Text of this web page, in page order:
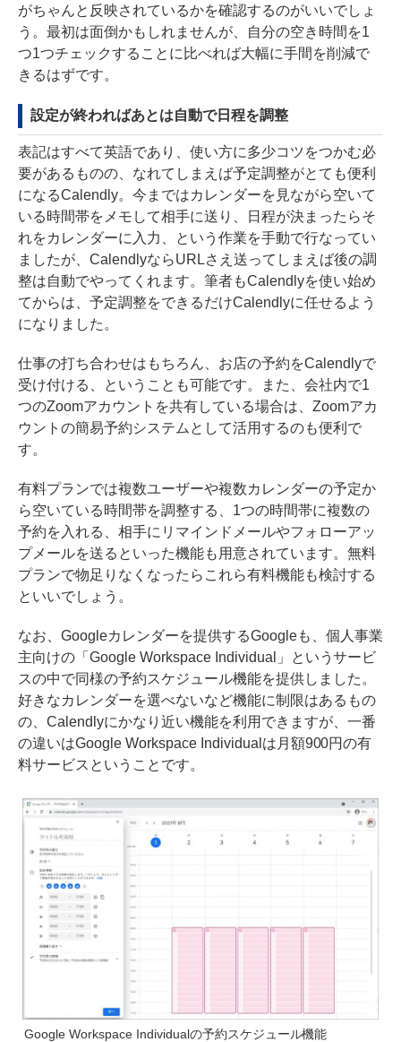
がちゃんと反映されているかを確認するのがいいでしょ
う。最初は面倒かもしれませんが、自分の空き時間を1
つ1つチェックすることに比べれば大幅に手間を削減で
きるはずです。
設定が終わればあとは自動で日程を調整
表記はすべて英語であり、使い方に多少コツをつかむ必
要があるものの、なれてしまえば予定調整がとても便利
になるCalendly。今まではカレンダーを見ながら空いて
いる時間帯をメモして相手に送り、日程が決まったらそ
れをカレンダーに入力、という作業を手動で行なってい
ましたが、CalendlyならURLさえ送ってしまえば後の調
整は自動でやってくれます。筆者もCalendlyを使い始め
てからは、予定調整をできるだけCalendlyに任せるよう
になりました。
仕事の打ち合わせはもちろん、お店の予約をCalendlyで
受け付ける、ということも可能です。また、会社内で1
つのZoomアカウントを共有している場合は、Zoomアカ
ウントの簡易予約システムとして活用するのも便利で
す。
有料プランでは複数ユーザーや複数カレンダーの予定か
ら空いている時間帯を調整する、1つの時間帯に複数の
予約を入れる、相手にリマインドメールやフォローアッ
プメールを送るといった機能も用意されています。無料
プランで物足りなくなったらこれら有料機能も検討する
といいでしょう。
なお、Googleカレンダーを提供するGoogleも、個人事業
主向けの「Google Workspace Individual」というサービ
スの中で同様の予約スケジュール機能を提供しました。
好きなカレンダーを選べないなど機能に制限はあるもの
の、Calendlyにかなり近い機能を利用できますが、一番
の違いはGoogle Workspace Individualは月額900円の有
料サービスということです。
Google Workspace Individualの予約スケジュール機能